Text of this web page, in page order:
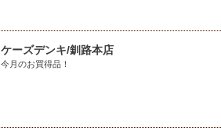
ケーズデンキ/釧路本店
今月のお買得品！